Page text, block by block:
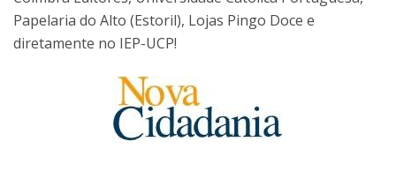
Papelaria do Alto (Estoril), Lojas Pingo Doce e
diretamente no IEP-UCP!